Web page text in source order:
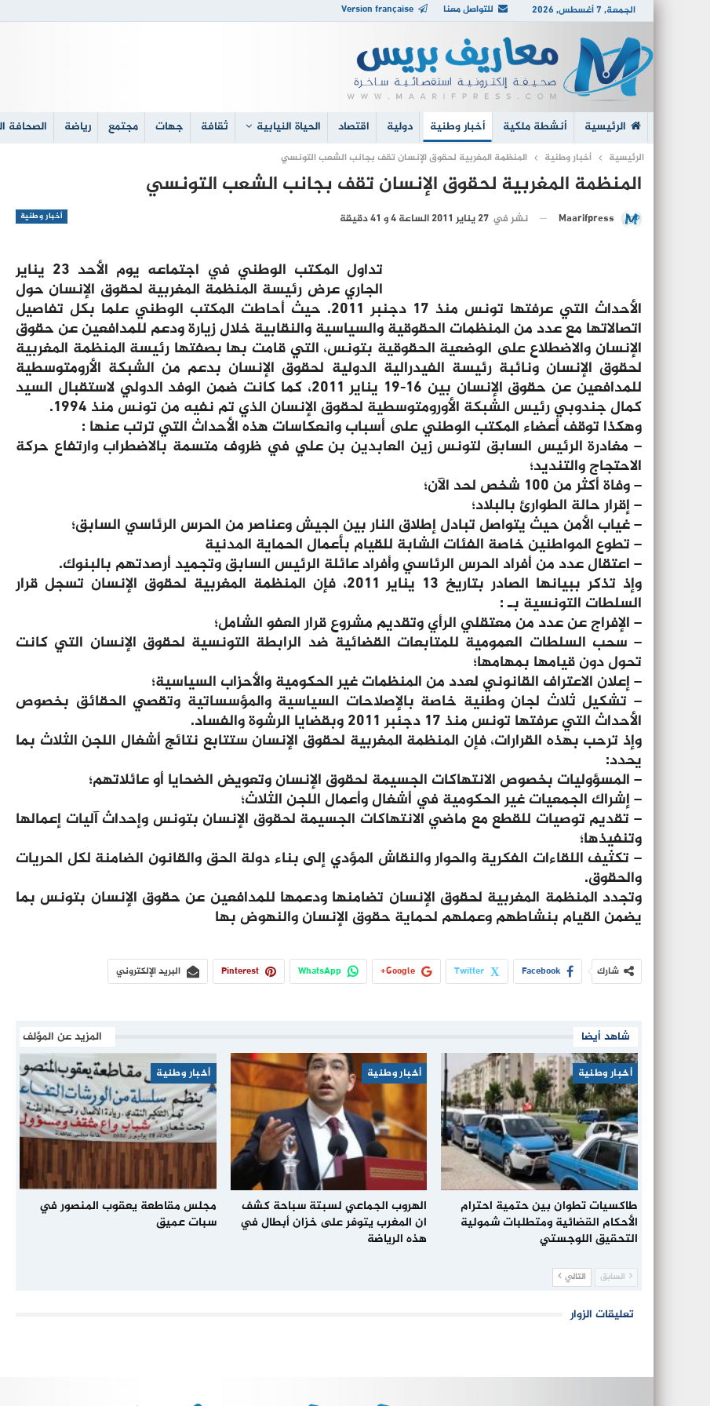
الجمعة, 7 أغسطس, 2026 للتواصل معنا Version française
الرئيسية أنشطة ملكية أخبار وطنية دولية اقتصاد الحياة النيابية ثقافة جهات مجتمع رياضة الصحافة
الرئيسية أخبار وطنية المنظمة المغربية لحقوق الإنسان تقف بجانب الشعب التونسي
المنظمة المغربية لحقوق الإنسان تقف بجانب الشعب التونسي
أخبار وطنية Maarifpress نشر في 27 يناير 2011 الساعة 4 و 41 دقيقة
تداول المكتب الوطني في اجتماعه يوم الأحد 23 يناير
الجاري عرض رئيسة المنظمة المغربية لحقوق الإنسان حول
الأحداث التي عرفتها تونس منذ 17 دجنبر 2011. حيث أحاطت المكتب الوطني علما بكل تفاصيل
اتصالاتها مع عدد من المنظمات الحقوقية والسياسية والنقابية خلال زيارة ودعم للمدافعين عن حقوق
الإنسان والاضطلاع على الوضعية الحقوقية بتونس، التي قامت بها بصفتها رئيسة المنظمة المغربية
لحقوق الإنسان ونائبة رئيسة الفيدرالية الدولية لحقوق الإنسان بدعم من الشبكة الأرومتوسطية
للمدافعين عن حقوق الإنسان بين 16-19 يناير 2011، كما كانت ضمن الوفد الدولي لاستقبال السيد
كمال جندوبي رئيس الشبكة الأورومتوسطية لحقوق الإنسان الذي تم نفيه من تونس منذ 1994.
وهكذا توقف أعضاء المكتب الوطني على أسباب وانعكاسات هذه الأحداث التي ترتب عنها :
– مغادرة الرئيس السابق لتونس زين العابدين بن علي في ظروف متسمة بالاضطراب وارتفاع حركة
الاحتجاج والتنديد؛
– وفاة أكثر من 100 شخص لحد الآن؛
– إقرار حالة الطوارئ بالبلاد؛
– غياب الأمن حيث يتواصل تبادل إطلاق النار بين الجيش وعناصر من الحرس الرئاسي السابق؛
– تطوع المواطنين خاصة الفئات الشابة للقيام بأعمال الحماية المدنية
– اعتقال عدد من أفراد الحرس الرئاسي وأفراد عائلة الرئيس السابق وتجميد أرصدتهم بالبنوك.
وإذ تذكر ببيانها الصادر بتاريخ 13 يناير 2011، فإن المنظمة المغربية لحقوق الإنسان تسجل قرار
السلطات التونسية بـ :
– الإفراج عن عدد من معتقلي الرأي وتقديم مشروع قرار العفو الشامل؛
– سحب السلطات العمومية للمتابعات القضائية ضد الرابطة التونسية لحقوق الإنسان التي كانت
تحول دون قيامها بمهامها؛
– إعلان الاعتراف القانوني لعدد من المنظمات غير الحكومية والأحزاب السياسية؛
– تشكيل ثلاث لجان وطنية خاصة بالإصلاحات السياسية والمؤسساتية وتقصي الحقائق بخصوص
الأحداث التي عرفتها تونس منذ 17 دجنبر 2011 وبقضايا الرشوة والفساد.
وإذ ترحب بهذه القرارات، فإن المنظمة المغربية لحقوق الإنسان ستتابع نتائج أشغال اللجن الثلاث بما
يحدد:
– المسؤوليات بخصوص الانتهاكات الجسيمة لحقوق الإنسان وتعويض الضحايا أو عائلاتهم؛
– إشراك الجمعيات غير الحكومية في أشغال وأعمال اللجن الثلاث؛
– تقديم توصيات للقطع مع ماضي الانتهاكات الجسيمة لحقوق الإنسان بتونس وإحداث آليات إعمالها
وتنفيذها؛
– تكثيف اللقاءات الفكرية والحوار والنقاش المؤدي إلى بناء دولة الحق والقانون الضامنة لكل الحريات
والحقوق.
وتجدد المنظمة المغربية لحقوق الإنسان تضامنها ودعمها للمدافعين عن حقوق الإنسان بتونس بما
يضمن القيام بنشاطهم وعملهم لحماية حقوق الإنسان والنهوض بها
شارك Facebook
Twitter
Google+
WhatsApp
Pinterest البريد الإلكتروني
شاهد أيضا المزيد عن المؤلف
أخبار وطنية
طاكسيات تطوان بين حتمية احترام
الأحكام القضائية ومتطلبات شمولية
التحقيق اللوجستي
أخبار وطنية
الهروب الجماعي لسبتة سباحة كشف
ان المغرب يتوفر على خزان أبطال في
هذه الرياضة
أخبار وطنية
مجلس مقاطعة يعقوب المنصور في
سبات عميق
السابق التالي
تعليقات الزوار